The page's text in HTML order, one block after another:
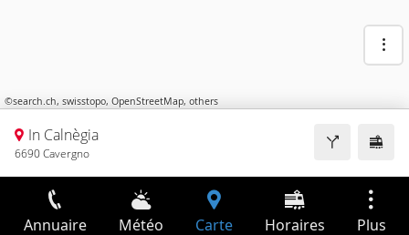
©search.ch, swisstopo, OpenStreetMap, others
In Calnègia
6690 Cavergno
Annuaire Météo Carte Horaires Plus